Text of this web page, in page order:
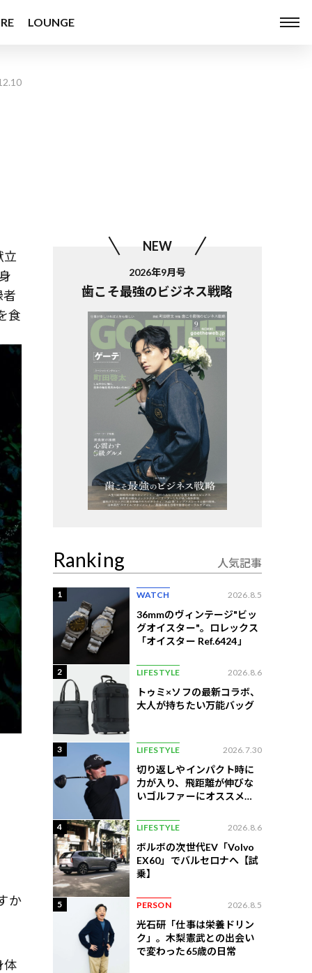
LOUNGE
立
者
食
か
体
NEW
2026年9月号
歯こそ最強のビジネス戦略
Ranking 人気記事
1 WATCH 2026.8.5
36mmのヴィンテージ"ビッ
グオイスター"。ロレックス
「オイスター Ref.6424」
2 LIFESTYLE 2026.8.6
トゥミ×ソフの最新コラボ、
大人が持ちたい万能バッグ
3 LIFESTYLE 2026.7.30
切り返しやインパクト時に
力が入り、飛距離が伸びな
いゴルファーにオススメの
4 LIFESTYLE 2026.8.6
ボルボの次世代EV「Volvo
EX60」でバルセロナへ【試
乗】
5 PERSON 2026.8.5
光石研「仕事は栄養ドリン
ク」。木梨憲武との出会い
で変わった65歳の日常